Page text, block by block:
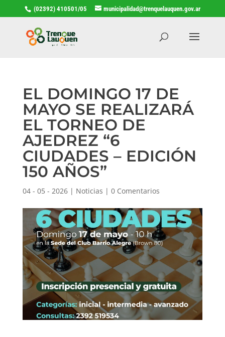
(02392) 410501/05 municipalidad@trenquelauquen.gov.ar
EL DOMINGO 17 DE
MAYO SE REALIZARÁ
EL TORNEO DE
AJEDREZ “6
CIUDADES – EDICIÓN
150 AÑOS”
04 - 05 - 2026| Noticias | 0 Comentarios